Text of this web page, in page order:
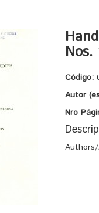
Nos.
Código:
Autor
Nro